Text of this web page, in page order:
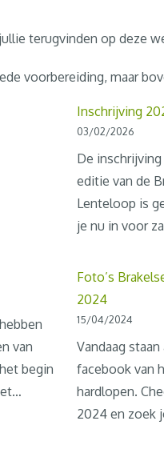
terugvinden op deze
voorbereiding, maar
Inschrijving
03/02/2026
De
editie van de
Lenteloop is
je nu in voor
van
begin
Foto’s
2024
15/04/2024
Vandaag
facebook van
hardlopen.
2024 en zoek